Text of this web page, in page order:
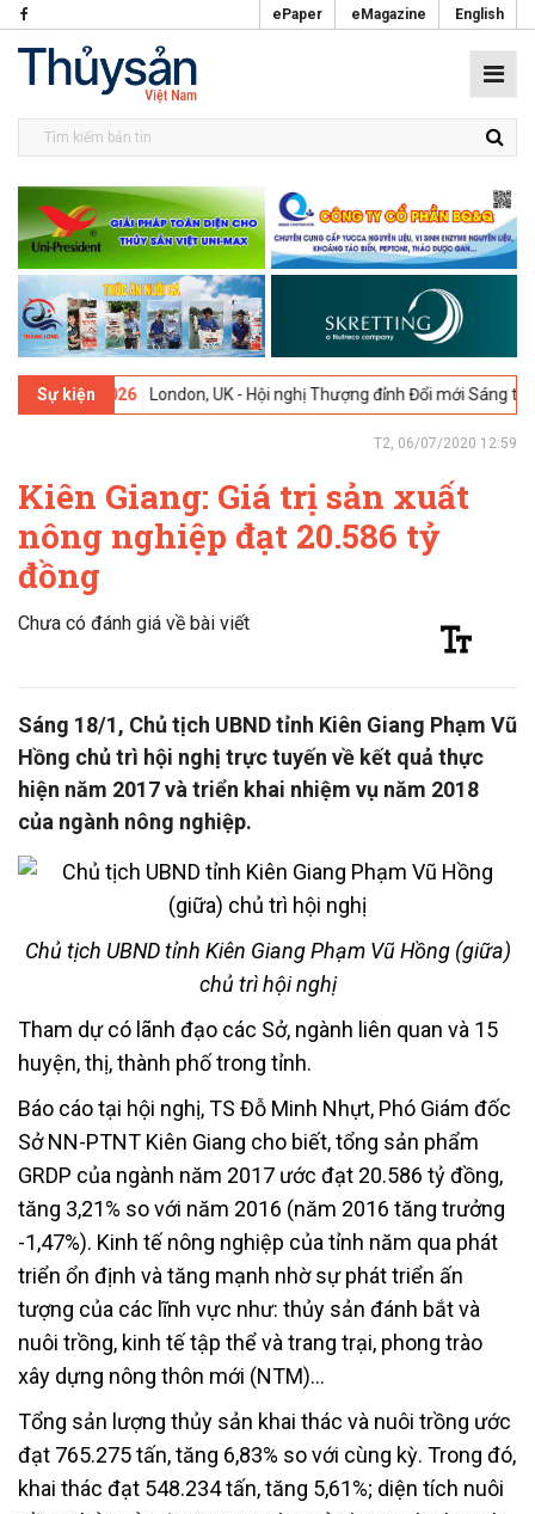
ePaper eMagazine English
Sự kiện
02-2026 London, UK - Hội nghị Thượng đỉnh Đổi mới Sáng tạo trong
T2, 06/07/2020 12:59
Kiên Giang: Giá trị sản xuất
nông nghiệp đạt 20.586 tỷ
đồng
Chưa có đánh giá về bài viết
Sáng 18/1, Chủ tịch UBND tỉnh Kiên Giang Phạm Vũ
Hồng chủ trì hội nghị trực tuyến về kết quả thực
hiện năm 2017 và triển khai nhiệm vụ năm 2018
của ngành nông nghiệp.
Chủ tịch UBND tỉnh Kiên Giang Phạm Vũ Hồng (giữa)
chủ trì hội nghị
Tham dự có lãnh đạo các Sở, ngành liên quan và 15
huyện, thị, thành phố trong tỉnh.
Báo cáo tại hội nghị, TS Đỗ Minh Nhựt, Phó Giám đốc
Sở NN-PTNT Kiên Giang cho biết, tổng sản phẩm
GRDP của ngành năm 2017 ước đạt 20.586 tỷ đồng,
tăng 3,21% so với năm 2016 (năm 2016 tăng trưởng
-1,47%). Kinh tế nông nghiệp của tỉnh năm qua phát
triển ổn định và tăng mạnh nhờ sự phát triển ấn
tượng của các lĩnh vực như: thủy sản đánh bắt và
nuôi trồng, kinh tế tập thể và trang trại, phong trào
xây dựng nông thôn mới (NTM)…
Tổng sản lượng thủy sản khai thác và nuôi trồng ước
đạt 765.275 tấn, tăng 6,83% so với cùng kỳ. Trong đó,
khai thác đạt 548.234 tấn, tăng 5,61%; diện tích nuôi